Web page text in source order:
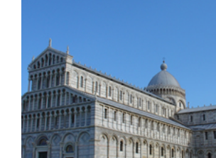
Quiero información
Te llamaremos lo antes
posible